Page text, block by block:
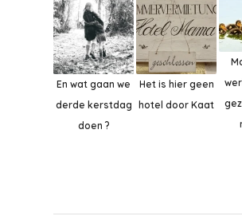
En wat gaan we
derde kerstdag
doen ?
Het is hier geen
hotel door Kaat